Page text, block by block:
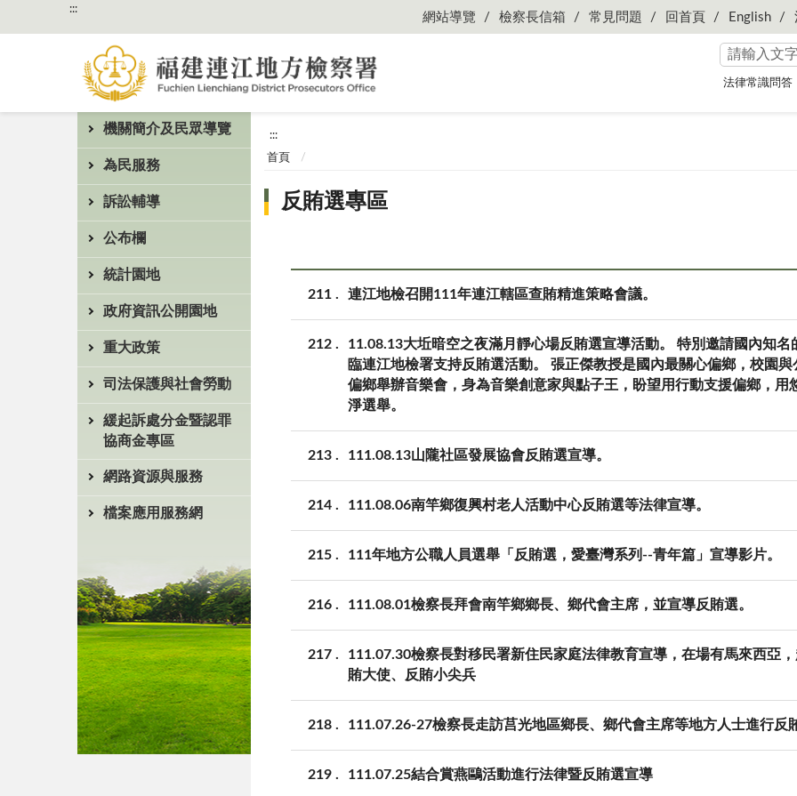
:::
網站導覽 檢察長信箱 常見問題 回首頁 English
法律常識問答
機關簡介及民眾導覽
為民服務
訴訟輔導
公布欄
統計園地
政府資訊公開園地
重大政策
司法保護與社會勞動
緩起訴處分金暨認罪
協商金專區
網路資源與服務
檔案應用服務網
:::
首頁
反賄選專區
211 連江地檢召開111年連江轄區查賄精進策略會議。
212
11.08.13大坵暗空之夜滿月靜心場反賄選宣導活動。 特別邀請國內知
臨連江地檢署支持反賄選活動。 張正傑教授是國內最關心偏鄉，校園
偏鄉舉辦音樂會，身為音樂創意家與點子王，盼望用行動支援偏鄉，
淨選舉。
213 111.08.13山隴社區發展協會反賄選宣導。
214 111.08.06南竿鄉復興村老人活動中心反賄選等法律宣導。
215 111年地方公職人員選舉「反賄選，愛臺灣系列--青年篇」宣導影片。
216 111.08.01檢察長拜會南竿鄉鄉長、鄉代會主席，並宣導反賄選。
217
111.07.30檢察長對移民署新住民家庭法律教育宣導，在場有馬來西亞
賄大使、反賄小尖兵
218 111.07.26-27檢察長走訪莒光地區鄉長、鄉代會主席等地方人士進行反
219 111.07.25結合賞燕鷗活動進行法律暨反賄選宣導